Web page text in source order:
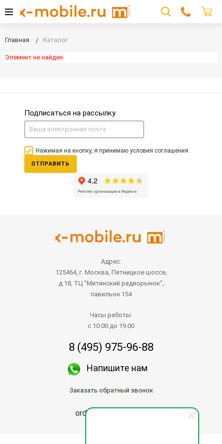
Главная Каталог
Элемент не найден
Подписаться на рассылку
Нажимая на кнопку, я принимаю условия соглашения.
ОТПРАВИТЬ
Адрес:
125464, г. Москва, Пятницкое шоссе,
д.18, ТЦ "Митинский радиорынок",
павильон 154
Часы работы:
с 10.00 до 19.00
8 (495) 975-96-88
Напишите нам
Заказать обратный звонок
order@mix-mobile.ru